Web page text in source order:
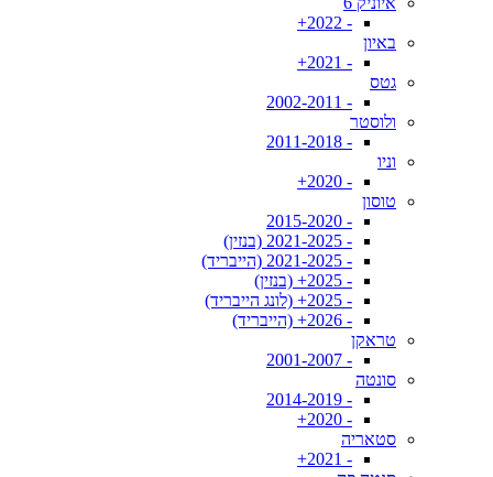
- 2022+
באיון
- 2021+
גטס
- 2002-2011
ולוסטר
- 2011-2018
וניו
- 2020+
טוסון
- 2015-2020
- 2021-2025 (בנזין)
- 2021-2025 (הייבריד)
- 2025+ (בנזין)
- 2025+ (לונג הייבריד)
- 2026+ (הייבריד)
טראקן
- 2001-2007
סונטה
- 2014-2019
- 2020+
סטאריה
- 2021+